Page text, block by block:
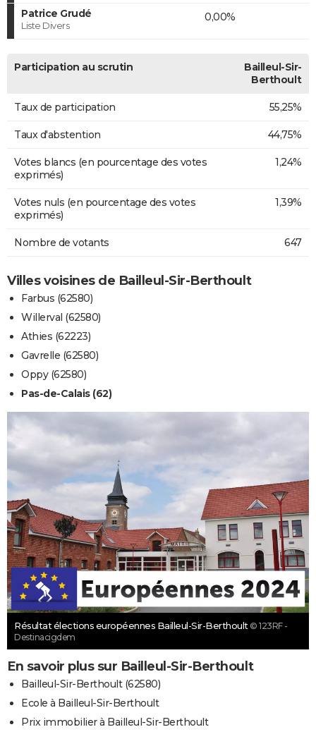
Patrice Grudé
Liste Divers
0,00%
Participation au scrutin
Bailleul-Sir-
Berthoult
Taux de participation 55,25%
Taux d'abstention 44,75%
Votes blancs (en pourcentage des votes
exprimés)
1,24%
Votes nuls (en pourcentage des votes
exprimés)
1,39%
Nombre de votants 647
Villes voisines de Bailleul-Sir-Berthoult
Farbus (62580)
Willerval (62580)
Athies (62223)
Gavrelle (62580)
Oppy (62580)
Pas-de-Calais (62)
Résultat élections européennes Bailleul-Sir-Berthoult © 123RF -
Destinacigdem
En savoir plus sur Bailleul-Sir-Berthoult
Bailleul-Sir-Berthoult (62580)
Ecole à Bailleul-Sir-Berthoult
Prix immobilier à Bailleul-Sir-Berthoult